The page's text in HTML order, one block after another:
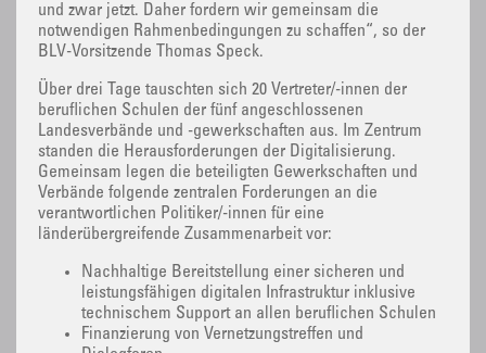
und zwar jetzt. Daher fordern wir gemeinsam die
notwendigen Rahmenbedingungen zu schaffen“, so der
BLV-Vorsitzende Thomas Speck.
Über drei Tage tauschten sich 20 Vertreter/-innen der
beruflichen Schulen der fünf angeschlossenen
Landesverbände und -gewerkschaften aus. Im Zentrum
standen die Herausforderungen der Digitalisierung.
Gemeinsam legen die beteiligten Gewerkschaften und
Verbände folgende zentralen Forderungen an die
verantwortlichen Politiker/-innen für eine
länderübergreifende Zusammenarbeit vor:
Nachhaltige Bereitstellung einer sicheren und
leistungsfähigen digitalen Infrastruktur inklusive
technischem Support an allen beruflichen Schulen
Finanzierung von Vernetzungstreffen und